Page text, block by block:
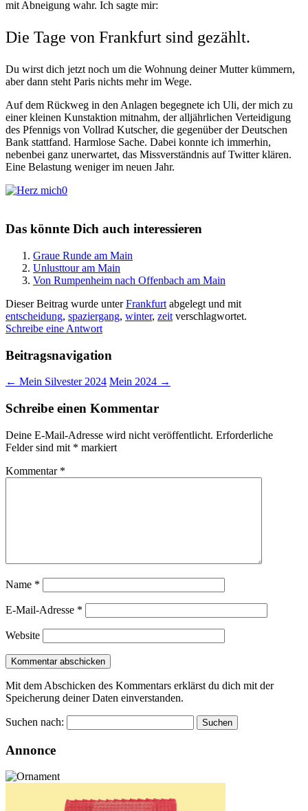
mit Abneigung wahr. Ich sagte mir:
Die Tage von Frankfurt sind gezählt.
Du wirst dich jetzt noch um die Wohnung deiner Mutter kümmern,
aber dann steht Paris nichts mehr im Wege.
Auf dem Rückweg in den Anlagen begegnete ich Uli, der mich zu
einer kleinen Kunstaktion mitnahm, der alljährlichen Verteidigung
des Pfennigs von Vollrad Kutscher, die gegenüber der Deutschen
Bank stattfand. Harmlose Sache. Dabei konnte ich immerhin,
nebenbei ganz unerwartet, das Missverständnis auf Twitter klären.
Eine Belastung weniger im neuen Jahr.
0
Das könnte Dich auch interessieren
Graue Runde am Main
Unlusttour am Main
Von Rumpenheim nach Offenbach am Main
Dieser Beitrag wurde unterFrankfurt abgelegt und mit
entscheidung, spaziergang, winter, zeit verschlagwortet.
Schreibe eine Antwort
Beitragsnavigation
← Mein Silvester 2024 Mein 2024 →
Schreibe einen Kommentar
Deine E-Mail-Adresse wird nicht veröffentlicht. Erforderliche
Felder sind mit * markiert
Kommentar *
Name *
E-Mail-Adresse *
Website
Mit dem Abschicken des Kommentars erklärst du dich mit der
Speicherung deiner Daten einverstanden.
Suchen nach:
Annonce